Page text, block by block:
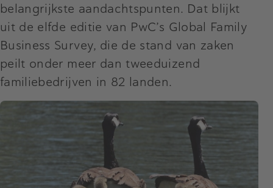
belangrijkste aandachtspunten. Dat blijkt
uit de elfde editie van PwC’s Global Family
Business Survey, die de stand van zaken
peilt onder meer dan tweeduizend
familiebedrijven in 82 landen.